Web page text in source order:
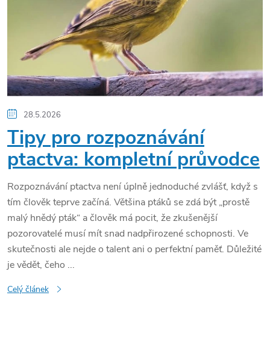
č
l
á
n
k
ů
28.5.2026
Tipy pro rozpoznávání
ptactva: kompletní průvodce
Rozpoznávání ptactva není úplně jednoduché zvlášť, když s
tím člověk teprve začíná. Většina ptáků se zdá být „prostě
malý hnědý pták“ a člověk má pocit, že zkušenější
pozorovatelé musí mít snad nadpřirozené schopnosti. Ve
skutečnosti ale nejde o talent ani o perfektní paměť. Důležité
je vědět, čeho ...
Celý článek